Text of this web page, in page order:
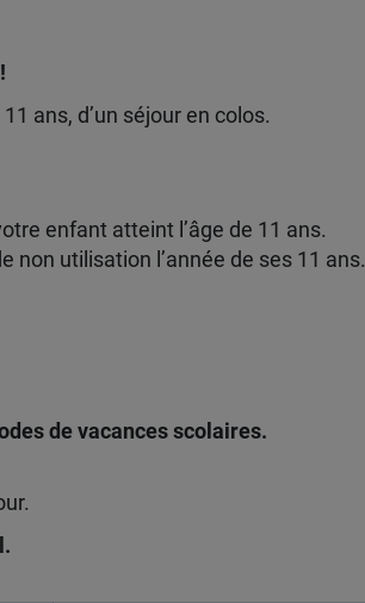
ans, d’un séjour en colos.
enfant atteint l’âge de 11 ans.
utilisation l’année de ses 11 ans.
de vacances scolaires.